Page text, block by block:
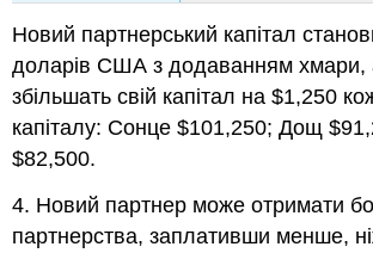
Новий партнерський капітал
доларів США з додаванням хмари,
збільшать свій капітал на $1,250
капіталу: Сонце $101,250; Дощ
$82,500.
4. Новий партнер може отримати
партнерства, заплативши менше,